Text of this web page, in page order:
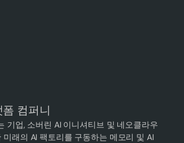
컴퍼니
기업, 소버린 AI 이니셔티브 및 네오클라우
미래의 AI 팩토리를 구동하는 메모리 및 AI